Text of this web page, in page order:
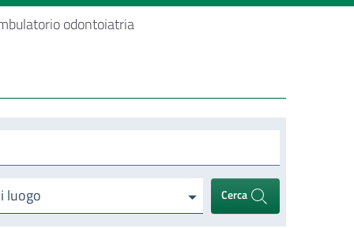
odontoiatria
luogo Cerca